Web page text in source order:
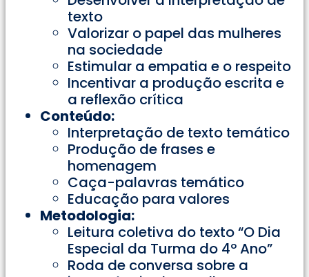
texto
Valorizar o papel das mulheres
na sociedade
Estimular a empatia e o respeito
Incentivar a produção escrita e
a reflexão crítica
Conteúdo:
Interpretação de texto temático
Produção de frases e
homenagem
Caça-palavras temático
Educação para valores
Metodologia:
Leitura coletiva do texto “O Dia
Especial da Turma do 4º Ano”
Roda de conversa sobre a